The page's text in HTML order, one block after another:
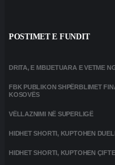
POSTIMET E FUNDIT
DRITA, E MBIJETUARA E VETME
FBK PUBLIKON SHPËRBLIMET
KOSOVËS
VËLLAZNIMI NË SUPERLIGË
HIDHET SHORTI, KUPTOHEN
HIDHET SHORTI, KUPTOHEN